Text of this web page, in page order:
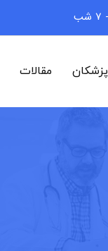
پزشکان مقالات